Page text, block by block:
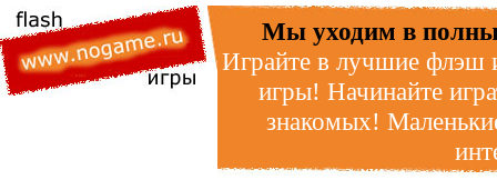
Мы уходим в
Играйте в лучшие флэш
игры! Начинайте
знакомых!